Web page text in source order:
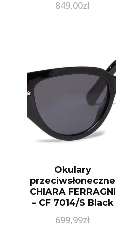
849,00zł
Okulary
przeciwsłoneczne
CHIARA FERRAGNI
– CF 7014/S Black
699,99zł